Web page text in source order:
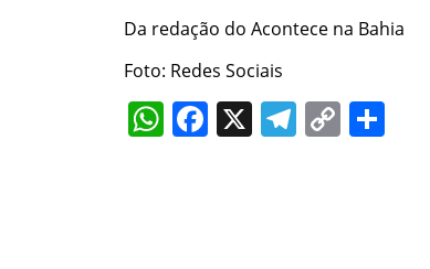
Da redação do Acontece na Bahia
Foto: Redes Sociais
WhatsApp
Facebook
X Telegram
Copy